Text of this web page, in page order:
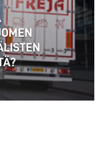
yli 3,5 tonnin...
Lue lisää